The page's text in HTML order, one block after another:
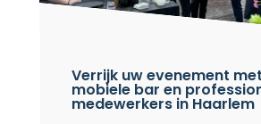
Verrijk uw evenement
mobiele bar en
medewerkers in Haarlem